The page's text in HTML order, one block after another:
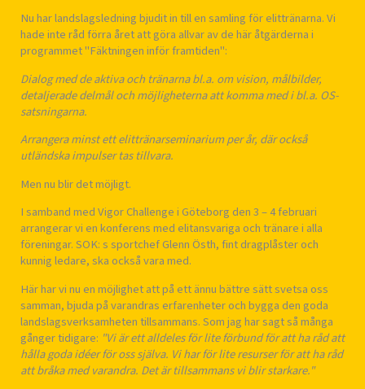
Nu har landslagsledning bjudit in till en samling för elittränarna. Vi
hade inte råd förra året att göra allvar av de här åtgärderna i
programmet "Fäktningen inför framtiden":
Dialog med de aktiva och tränarna bl.a. om vision, målbilder,
detaljerade delmål och möjligheterna att komma med i bl.a. OS-
satsningarna.
Arrangera minst ett elittränarseminarium per år, där också
utländska impulser tas tillvara.
Men nu blir det möjligt.
I samband med Vigor Challenge i Göteborg den 3 – 4 februari
arrangerar vi en konferens med elitansvariga och tränare i alla
föreningar. SOK: s sportchef Glenn Östh, fint dragplåster och
kunnig ledare, ska också vara med.
Här har vi nu en möjlighet att på ett ännu bättre sätt svetsa oss
samman, bjuda på varandras erfarenheter och bygga den goda
landslagsverksamheten tillsammans. Som jag har sagt så många
gånger tidigare: "Vi är ett alldeles för lite förbund för att ha råd att
hålla goda idéer för oss själva. Vi har för lite resurser för att ha råd
att bråka med varandra. Det är tillsammans vi blir starkare."